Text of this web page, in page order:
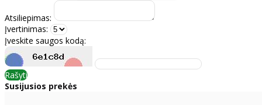
Atsiliepimas:
Įvertinimas:
Įveskite saugos kodą:
Rašyti
Susijusios prekės